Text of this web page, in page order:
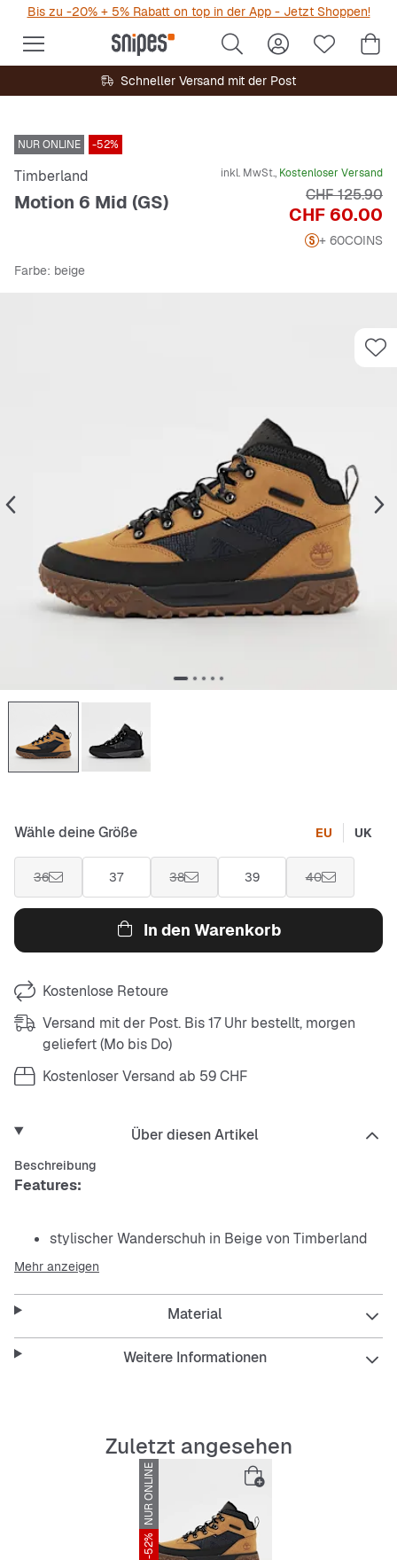
Bis zu -20% + 5% Rabatt on top in der App - Jetzt Shoppen!
Schneller Versand mit der Post
NUR ONLINE -52%
Timberland
Motion 6 Mid (GS)
inkl. MwSt., Kostenloser Versand
Preis
CHF 60.00
Originalpreis
CHF 125.90
+ 60COINS
Farbe: beige
Wähle deine Größe EU UK
36 37 38 39 40
In den Warenkorb
Kostenlose Retoure
Versand mit der Post. Bis 17 Uhr bestellt, morgen
geliefert (Mo bis Do)
Kostenloser Versand ab 59 CHF
Über diesen Artikel
Beschreibung
Features:
stylischer Wanderschuh in Beige von Timberland
Timberland-Logo an Zunge und Seite
stabiles Schnürsystem
profilierte Außensohle für optimale Traktion
Mehr anzeigen
Material
Weitere Informationen
Zuletzt angesehen
NUR ONLINE
-52%